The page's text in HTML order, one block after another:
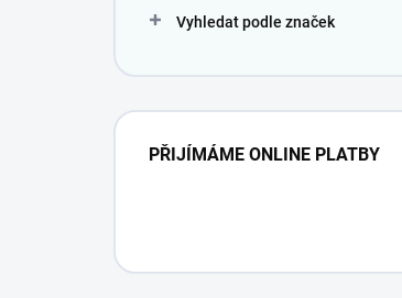
Vyhledat podle značek
PŘIJÍMÁME ONLINE PLATBY